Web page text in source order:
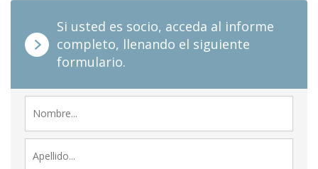
Si usted es socio, acceda al informe
completo, llenando el siguiente
formulario.